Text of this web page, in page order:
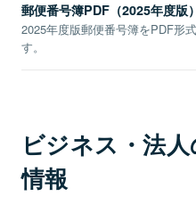
郵便番号簿PDF（2025年度版）
2025年度版郵便番号簿をPDF形
す。
ビジネス・法
情報